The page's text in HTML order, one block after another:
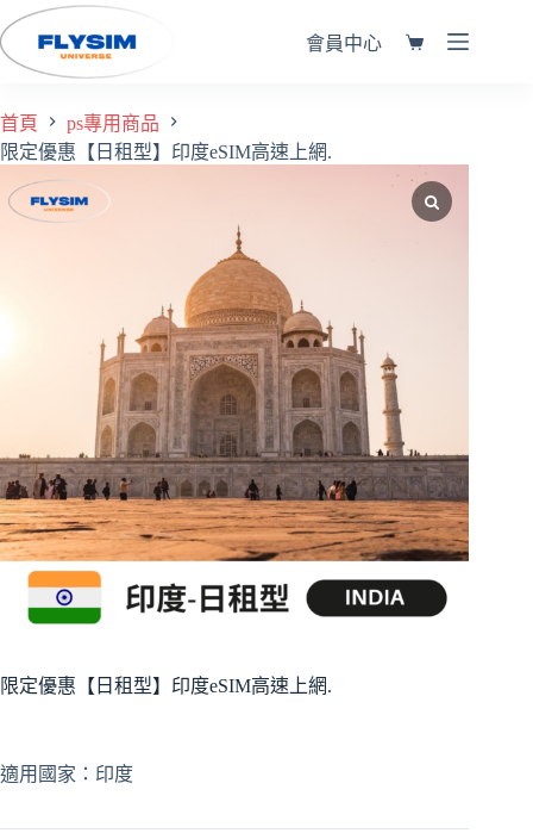
會員中心
首頁
ps專用商品
限定優惠【日租型】印度eSIM高速上網.
限定優惠【日租型】印度eSIM高速上網.
適用國家：印度